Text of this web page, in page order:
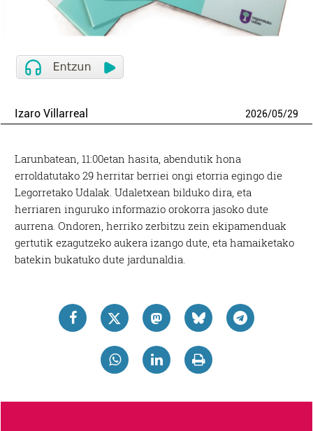
Izaro Villarreal 2026/05/29
Larunbatean, 11:00etan hasita, abendutik hona
erroldatutako 29 herritar berriei ongi etorria egingo die
Legorretako Udalak. Udaletxean bilduko dira, eta
herriaren inguruko informazio orokorra jasoko dute
aurrena. Ondoren, herriko zerbitzu zein ekipamenduak
gertutik ezagutzeko aukera izango dute, eta hamaiketako
batekin bukatuko dute jardunaldia.